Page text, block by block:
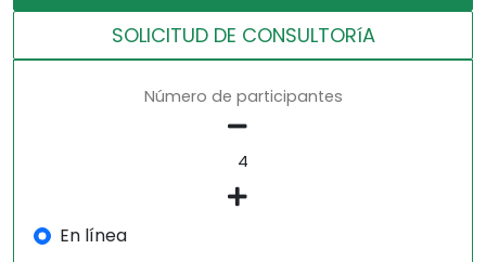
SOLICITUD DE CONSULTORíA
Número de participantes
En línea